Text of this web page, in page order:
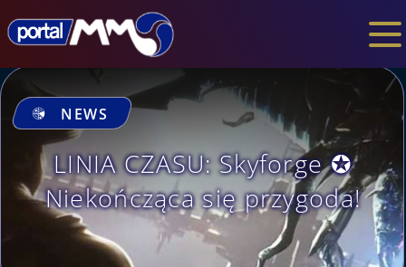
NEWS
LINIA CZASU: Skyforge ✪
Niekończąca się przygoda!